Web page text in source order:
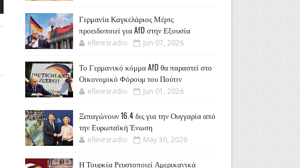
Γερμανία Καγκελάριος Μέρτς
προειδοποιεί για AfD στην Εξουσία
ellinesradio Jun 07, 2026
Το Γερμανικό κόμμα AfD θα παραστεί στο
Οικονομικό Φόρουμ του Πούτιν
ellinesradio Jun 01, 2026
Ξεπαγώνουν 16.4 δις για την Ουγγαρία από
την Ευρωπαϊκή Ένωση
ellinesradio May 30, 2026
Η Τουρκία Ρευστοποιεί Αμερικανικά